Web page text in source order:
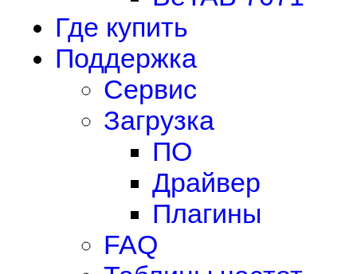
Где купить
Поддержка
Сервис
Загрузка
ПО
Драйвер
Плагины
FAQ